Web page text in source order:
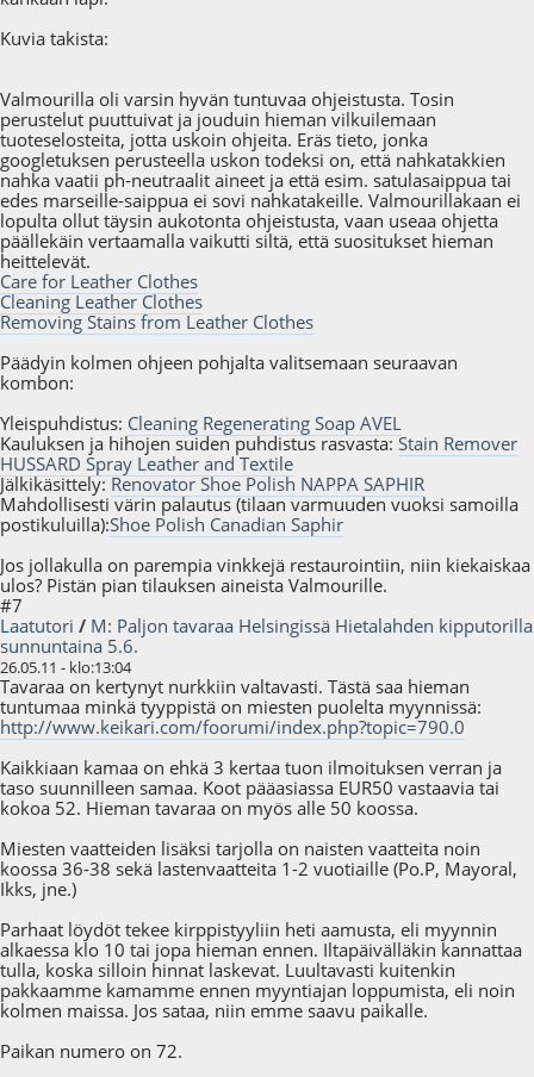
Kuvia takista:
Valmourilla oli varsin hyvän tuntuvaa ohjeistusta. Tosin
perustelut puuttuivat ja jouduin hieman vilkuilemaan
tuoteselosteita, jotta uskoin ohjeita. Eräs tieto, jonka
googletuksen perusteella uskon todeksi on, että nahkatakkien
nahka vaatii ph-neutraalit aineet ja että esim. satulasaippua tai
edes marseille-saippua ei sovi nahkatakeille. Valmourillakaan ei
lopulta ollut täysin aukotonta ohjeistusta, vaan useaa ohjetta
päällekäin vertaamalla vaikutti siltä, että suositukset hieman
heittelevät.
Care for Leather Clothes
Cleaning Leather Clothes
Removing Stains from Leather Clothes
Päädyin kolmen ohjeen pohjalta valitsemaan seuraavan
kombon:
Yleispuhdistus: Cleaning Regenerating Soap AVEL
Kauluksen ja hihojen suiden puhdistus rasvasta:Stain Remover
HUSSARD Spray Leather and Textile
Jälkikäsittely:Renovator Shoe Polish NAPPA SAPHIR
Mahdollisesti värin palautus (tilaan varmuuden vuoksi samoilla
postikuluilla):Shoe Polish Canadian Saphir
Jos jollakulla on parempia vinkkejä restaurointiin, niin kiekaiskaa
ulos? Pistän pian tilauksen aineista Valmourille.
#7
Laatutori / M: Paljon tavaraa Helsingissä Hietalahden kipputorilla
sunnuntaina 5.6.
26.05.11 - klo:13:04
Tavaraa on kertynyt nurkkiin valtavasti. Tästä saa hieman
tuntumaa minkä tyyppistä on miesten puolelta myynnissä:
http://www.keikari.com/foorumi/index.php?topic=790.0
Kaikkiaan kamaa on ehkä 3 kertaa tuon ilmoituksen verran ja
taso suunnilleen samaa. Koot pääasiassa EUR50 vastaavia tai
kokoa 52. Hieman tavaraa on myös alle 50 koossa.
Miesten vaatteiden lisäksi tarjolla on naisten vaatteita noin
koossa 36-38 sekä lastenvaatteita 1-2 vuotiaille (Po.P, Mayoral,
Ikks, jne.)
Parhaat löydöt tekee kirppistyyliin heti aamusta, eli myynnin
alkaessa klo 10 tai jopa hieman ennen. Iltapäivälläkin kannattaa
tulla, koska silloin hinnat laskevat. Luultavasti kuitenkin
pakkaamme kamamme ennen myyntiajan loppumista, eli noin
kolmen maissa. Jos sataa, niin emme saavu paikalle.
Paikan numero on 72.